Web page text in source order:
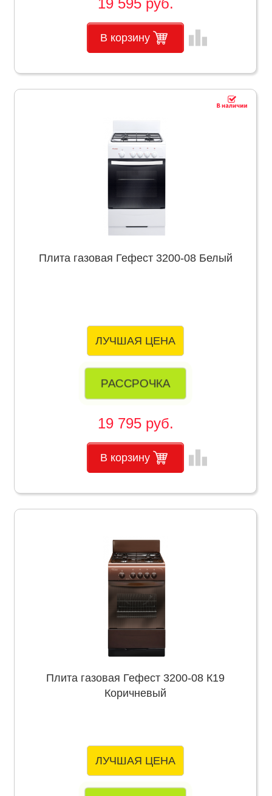
19 595 руб.
В корзину leaderboard
Плита газовая Гефест 3200-08 Белый
ЛУЧШАЯ ЦЕНА
РАССРОЧКА
19 795 руб.
В корзину leaderboard
Плита газовая Гефест 3200-08 К19
Коричневый
ЛУЧШАЯ ЦЕНА